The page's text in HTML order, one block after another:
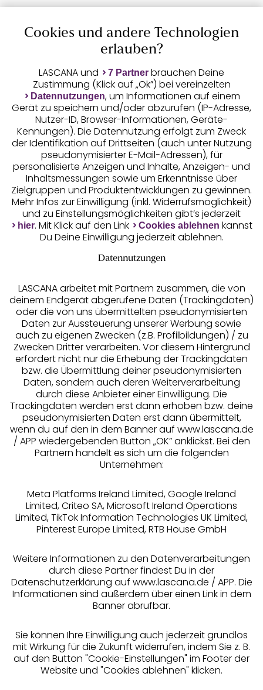
Auszeichnungen
Geprüfte Sicherheit
Unsere Apps
Services
Beratung
Über uns
Rechtliches
Alle Preise inkl. MwSt., zzgl.
Versandkosten
Cookies und andere Technologien
erlauben?
LASCANA und 7 Partner brauchen Deine
Zustimmung (Klick auf „Ok”) bei vereinzelten
Datennutzungen, um Informationen auf einem
Gerät zu speichern und/oder abzurufen (IP-Adresse,
Nutzer-ID, Browser-Informationen, Geräte-
Kennungen). Die Datennutzung erfolgt zum Zweck
der Identifikation auf Drittseiten (auch unter Nutzung
pseudonymisierter E-Mail-Adressen), für
personalisierte Anzeigen und Inhalte, Anzeigen- und
Inhaltsmessungen sowie um Erkenntnisse über
Zielgruppen und Produktentwicklungen zu gewinnen.
Mehr Infos zur Einwilligung (inkl. Widerrufsmöglichkeit)
und zu Einstellungsmöglichkeiten gibt’s jederzeit
hier. Mit Klick auf den Link Cookies ablehnen kannst
Du Deine Einwilligung jederzeit ablehnen.
Datennutzungen
LASCANA arbeitet mit Partnern zusammen, die von
deinem Endgerät abgerufene Daten (Trackingdaten)
oder die von uns übermittelten pseudonymisierten
Daten zur Aussteuerung unserer Werbung sowie
auch zu eigenen Zwecken (z.B. Profilbildungen) / zu
Zwecken Dritter verarbeiten. Vor diesem Hintergrund
erfordert nicht nur die Erhebung der Trackingdaten
bzw. die Übermittlung deiner pseudonymisierten
Daten, sondern auch deren Weiterverarbeitung
durch diese Anbieter einer Einwilligung. Die
Trackingdaten werden erst dann erhoben bzw. deine
pseudonymisierten Daten erst dann übermittelt,
wenn du auf den in dem Banner auf www.lascana.de
/ APP wiedergebenden Button „OK” anklickst. Bei den
Partnern handelt es sich um die folgenden
Unternehmen:
Meta Platforms Ireland Limited, Google Ireland
Limited, Criteo SA, Microsoft Ireland Operations
Limited, TikTok Information Technologies UK Limited,
Pinterest Europe Limited, RTB House GmbH
Weitere Informationen zu den Datenverarbeitungen
durch diese Partner findest Du in der
Datenschutzerklärung auf www.lascana.de / APP. Die
Informationen sind außerdem über einen Link in dem
Banner abrufbar.
Sie können Ihre Einwilligung auch jederzeit grundlos
mit Wirkung für die Zukunft widerrufen, indem Sie z. B.
auf den Button "Cookie-Einstellungen" im Footer der
Website und "Cookies ablehnen" klicken.